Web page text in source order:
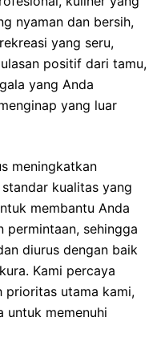
nyaman dan bersih,
yang seru,
positif dari tamu,
yang Anda
yang luar
meningkatkan
kualitas yang
membantu Anda
permintaan, sehingga
diurus dengan baik
Kami percaya
prioritas utama kami,
untuk memenuhi